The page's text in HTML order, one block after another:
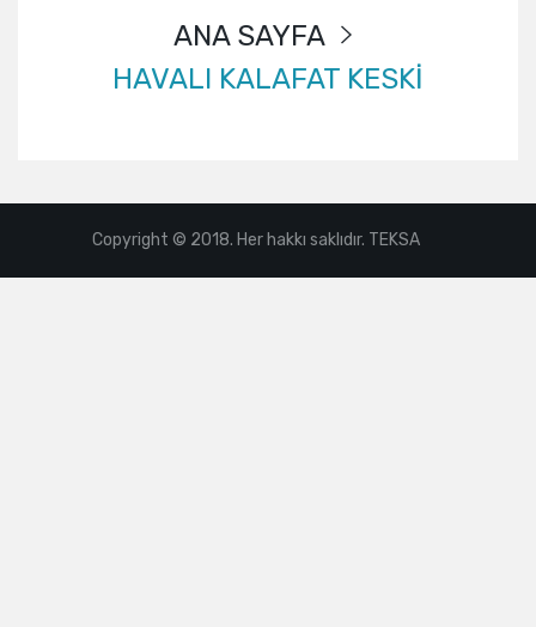
ANA SAYFA
HAVALI KALAFAT KESKİ
Copyright © 2018. Her hakkı saklıdır. TEKSA